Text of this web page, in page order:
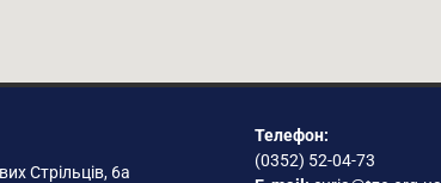
Стрільців, 6а
Телефон:
(0352) 52-04-73